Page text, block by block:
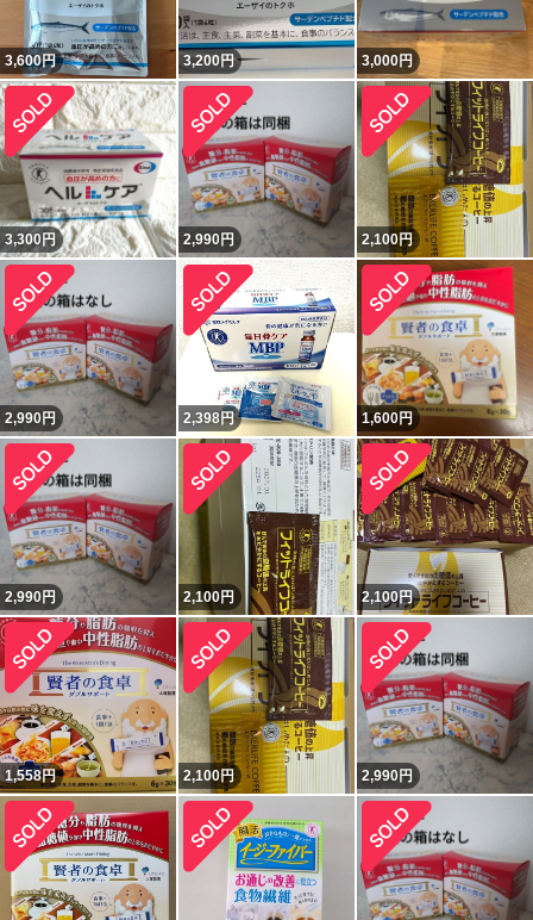
3,600円 3,200円 3,000円
3,300円 2,990円 2,100円
2,990円 2,398円 1,600円
2,990円 2,100円 2,100円
1,558円 2,100円 2,990円